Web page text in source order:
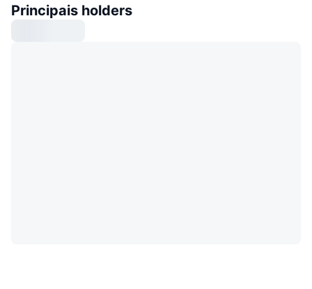
Principais holders